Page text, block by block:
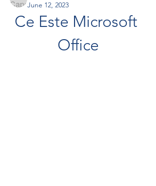
June 12, 2023
Ce Este Microsoft
Office